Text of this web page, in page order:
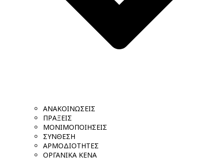
ΑΝΑΚΟΙΝΩΣΕΙΣ
ΠΡΑΞΕΙΣ
ΜΟΝΙΜΟΠΟΙΗΣΕΙΣ
ΣΥΝΘΕΣΗ
ΑΡΜΟΔΙΟΤΗΤΕΣ
ΟΡΓΑΝΙΚΑ ΚΕΝΑ